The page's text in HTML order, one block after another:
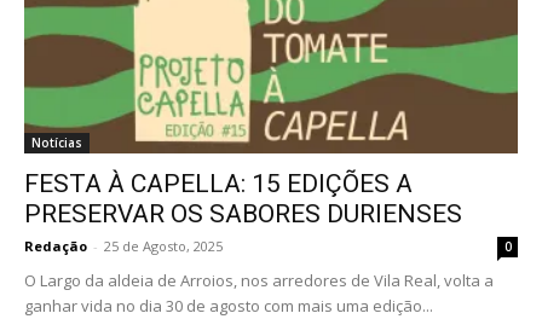
Notícias
FESTA À CAPELLA: 15 EDIÇÕES A
PRESERVAR OS SABORES DURIENSES
Redação - 25 de Agosto, 2025 0
O Largo da aldeia de Arroios, nos arredores de Vila Real, volta a
ganhar vida no dia 30 de agosto com mais uma edição...